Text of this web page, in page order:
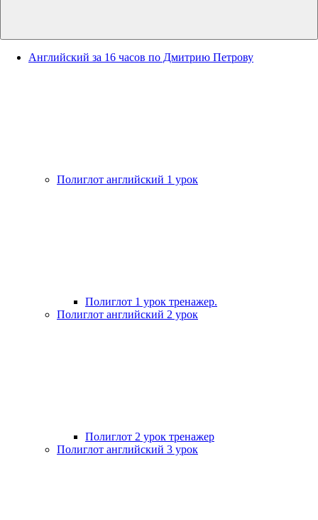
Английский за 16 часов по Дмитрию Петрову
Полиглот английский 1 урок
Полиглот 1 урок тренажер.
Полиглот английский 2 урок
Полиглот 2 урок тренажер
Полиглот английский 3 урок